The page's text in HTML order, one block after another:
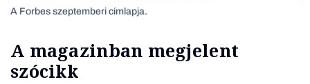
A Forbes szeptemberi címlapja.
A magazinban megjelent
szócikk